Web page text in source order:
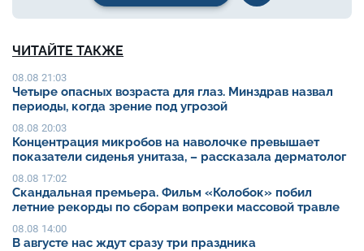
ЧИТАЙТЕ ТАКЖЕ
08.08 21:03
Четыре опасных возраста для глаз. Минздрав назвал
периоды, когда зрение под угрозой
08.08 20:03
Концентрация микробов на наволочке превышает
показатели сиденья унитаза, – рассказала дерматолог
08.08 17:02
Скандальная премьера. Фильм «Колобок» побил
летние рекорды по сборам вопреки массовой травле
08.08 14:00
В августе нас ждут сразу три праздника